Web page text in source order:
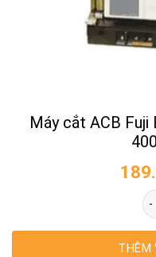
Máy cắt ACB
THÊM